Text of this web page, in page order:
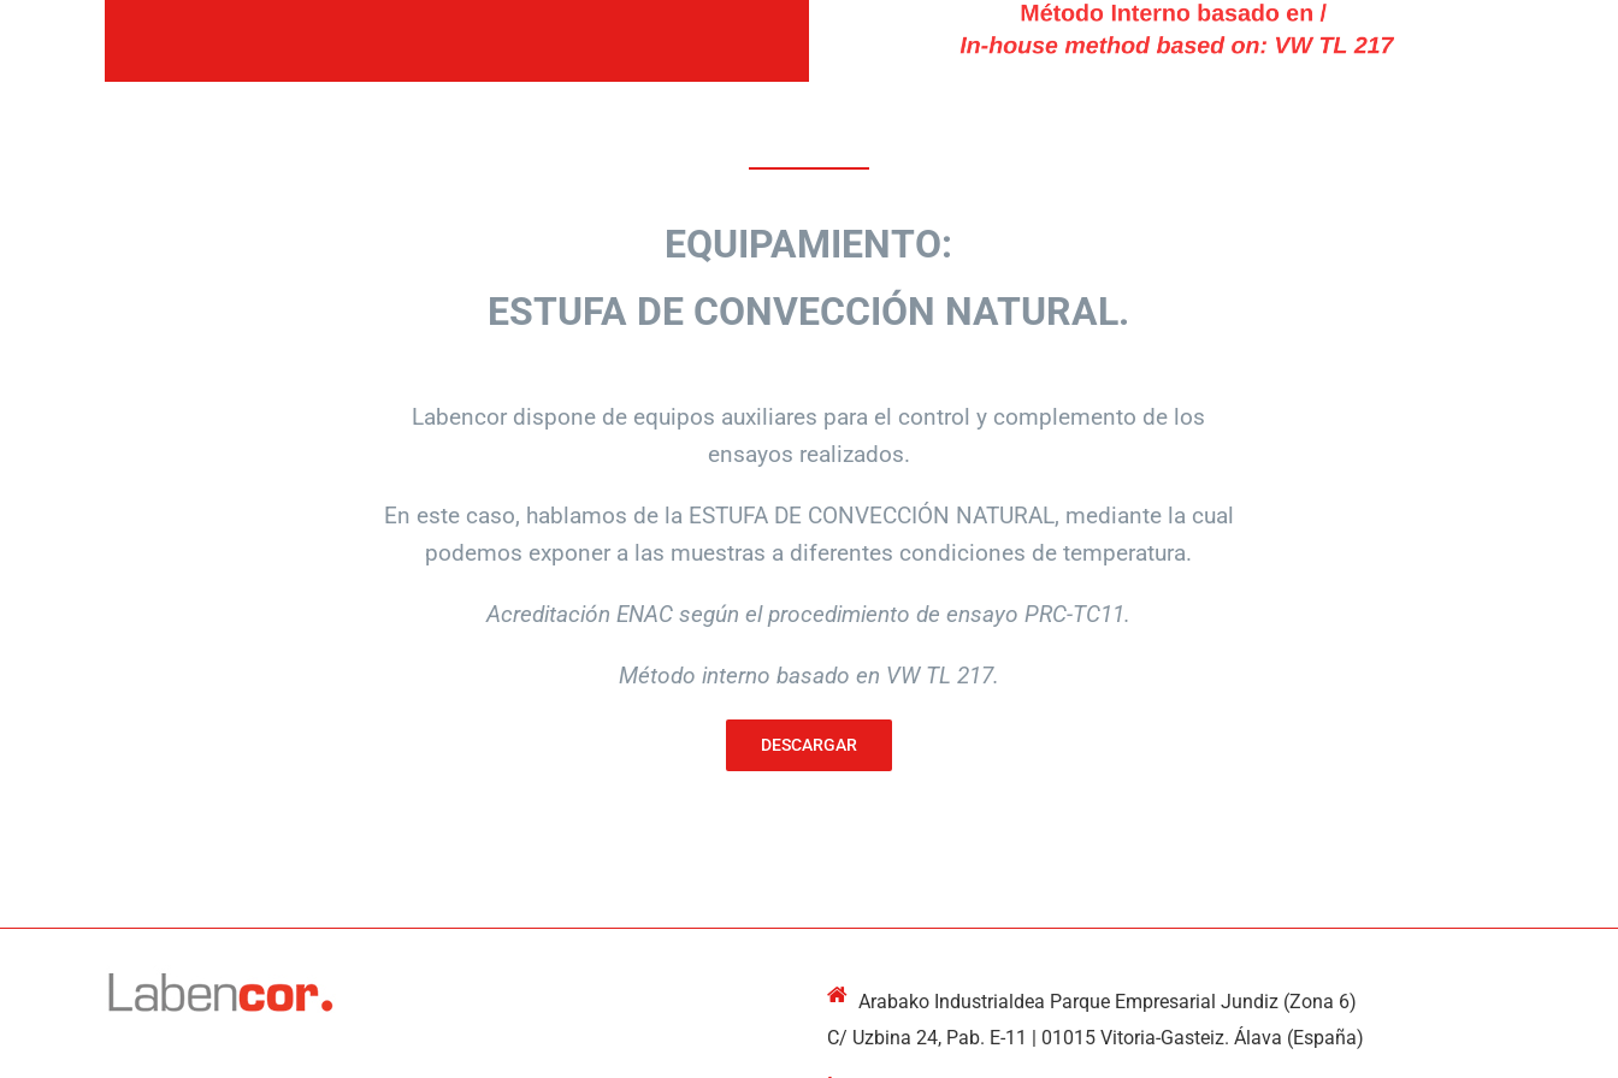
EQUIPAMIENTO:
ESTUFA DE CONVECCIÓN NATURAL.
Labencor dispone de equipos auxiliares para el control y complemento de los
ensayos realizados.
En este caso, hablamos de la ESTUFA DE CONVECCIÓN NATURAL, mediante la cual
podemos exponer a las muestras a diferentes condiciones de temperatura.
Acreditación ENAC según el procedimiento de ensayo PRC-TC11.
Método interno basado en VW TL 217.
DESCARGAR
Arabako Industrialdea Parque Empresarial Jundiz (Zona 6)
C/ Uzbina 24, Pab. E-11 | 01015 Vitoria-Gasteiz. Álava (España)